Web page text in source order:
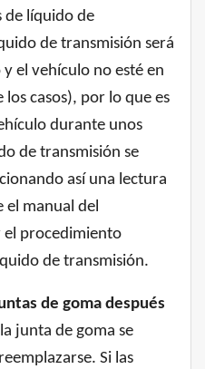
de líquido de
de transmisión será
el vehículo no esté en
casos), por lo que es
durante unos
de transmisión se
así una lectura
el manual del
procedimiento
de transmisión.
de goma después
junta de goma se
Si las